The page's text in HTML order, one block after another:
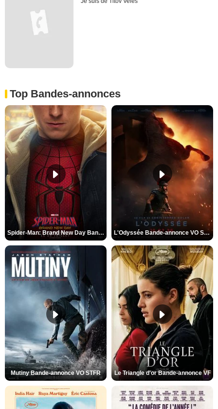
Top Bandes-annonces
Spider-Man: Brand New Day Bande-annonce VO STFR L'Odyssée Bande-annonce VO STFR
Mutiny Bande-annonce VO STFR Le Triangle d'or Bande-annonce VF